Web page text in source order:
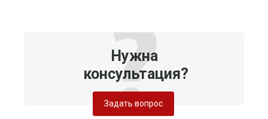
Нужна
консультация?
Задать вопрос